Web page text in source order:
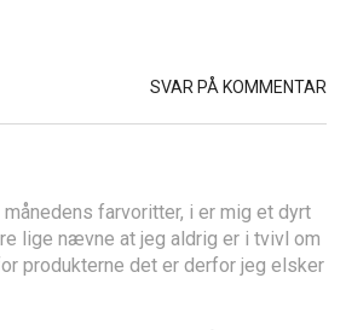
SVAR PÅ KOMMENTAR
farvoritter, i er mig et dyrt
lige nævne at jeg aldrig er i tvivl om
produkterne det er derfor jeg elsker